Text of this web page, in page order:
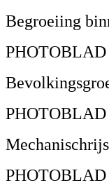
Begroeiing